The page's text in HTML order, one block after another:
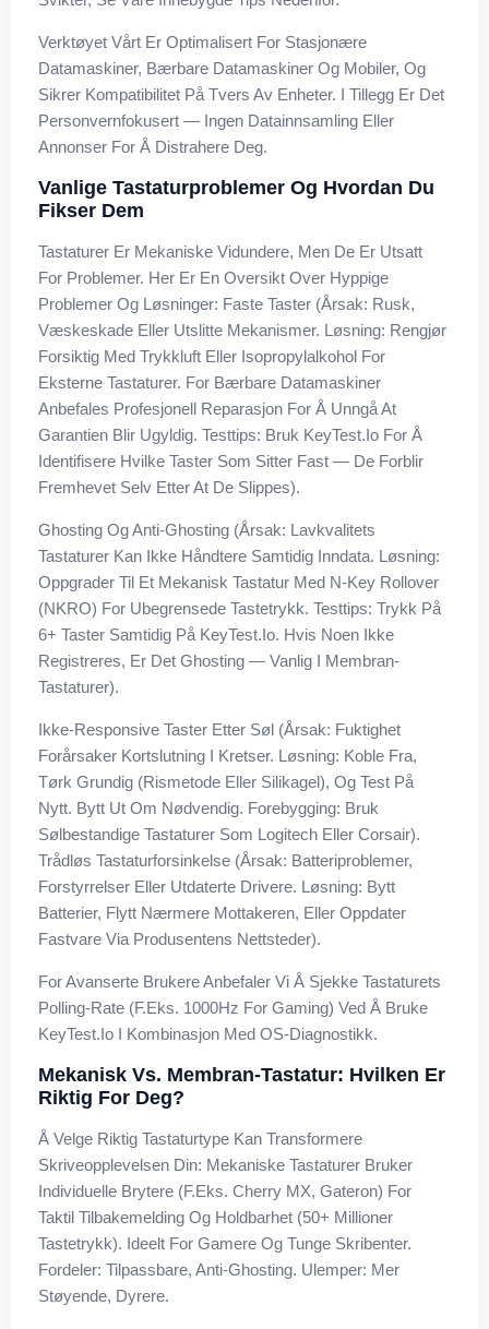
Verktøyet Vårt Er Optimalisert For Stasjonære
Datamaskiner, Bærbare Datamaskiner Og Mobiler, Og
Sikrer Kompatibilitet På Tvers Av Enheter. I Tillegg Er Det
Personvernfokusert — Ingen Datainnsamling Eller
Annonser For Å Distrahere Deg.
Vanlige Tastaturproblemer Og Hvordan Du
Fikser Dem
Tastaturer Er Mekaniske Vidundere, Men De Er Utsatt
For Problemer. Her Er En Oversikt Over Hyppige
Problemer Og Løsninger: Faste Taster (Årsak: Rusk,
Væskeskade Eller Utslitte Mekanismer. Løsning: Rengjør
Forsiktig Med Trykkluft Eller Isopropylalkohol For
Eksterne Tastaturer. For Bærbare Datamaskiner
Anbefales Profesjonell Reparasjon For Å Unngå At
Garantien Blir Ugyldig. Testtips: Bruk KeyTest.io For Å
Identifisere Hvilke Taster Som Sitter Fast — De Forblir
Fremhevet Selv Etter At De Slippes).
Ghosting Og Anti-Ghosting (Årsak: Lavkvalitets
Tastaturer Kan Ikke Håndtere Samtidig Inndata. Løsning:
Oppgrader Til Et Mekanisk Tastatur Med N-Key Rollover
(NKRO) For Ubegrensede Tastetrykk. Testtips: Trykk På
6+ Taster Samtidig På KeyTest.io. Hvis Noen Ikke
Registreres, Er Det Ghosting — Vanlig I Membran-
Tastaturer).
Ikke-Responsive Taster Etter Søl (Årsak: Fuktighet
Forårsaker Kortslutning I Kretser. Løsning: Koble Fra,
Tørk Grundig (rismetode Eller Silikagel), Og Test På
Nytt. Bytt Ut Om Nødvendig. Forebygging: Bruk
Sølbestandige Tastaturer Som Logitech Eller Corsair).
Trådløs Tastaturforsinkelse (Årsak: Batteriproblemer,
Forstyrrelser Eller Utdaterte Drivere. Løsning: Bytt
Batterier, Flytt Nærmere Mottakeren, Eller Oppdater
Fastvare Via Produsentens Nettsteder).
For Avanserte Brukere Anbefaler Vi Å Sjekke Tastaturets
Polling-Rate (f.eks. 1000Hz For Gaming) Ved Å Bruke
KeyTest.io I Kombinasjon Med OS-Diagnostikk.
Mekanisk Vs. Membran-Tastatur: Hvilken Er
Riktig For Deg?
Å Velge Riktig Tastaturtype Kan Transformere
Skriveopplevelsen Din: Mekaniske Tastaturer Bruker
Individuelle Brytere (f.eks. Cherry MX, Gateron) For
Taktil Tilbakemelding Og Holdbarhet (50+ Millioner
Tastetrykk). Ideelt For Gamere Og Tunge Skribenter.
Fordeler: Tilpassbare, Anti-Ghosting. Ulemper: Mer
Støyende, Dyrere.